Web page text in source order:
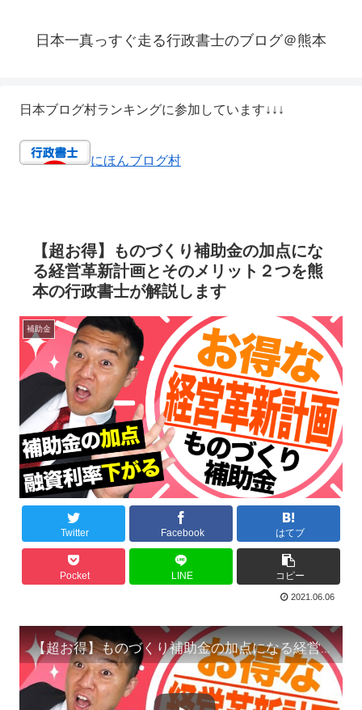
日本一真っすぐ走る行政書士のブログ＠熊本
日本ブログ村ランキングに参加しています↓↓↓
にほんブログ村
【超お得】ものづくり補助金の加点にな
る経営革新計画とそのメリット２つを熊
本の行政書士が解説します
補助金
Twitter Facebook はてブ
Pocket LINE コピー
2021.06.06
【超お得】ものづくり補助金の加点になる経営革新計画とそのメリット２つを熊本の行政書士が解説します